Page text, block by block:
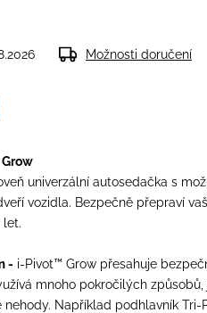
univerzální autosedačka s
vozidla. Bezpečně přepraví
let.
- i-Pivot™ Grow přesahuje
mnoho pokročilých způsobů,
Například podhlavník Tri-
Možnosti doručení